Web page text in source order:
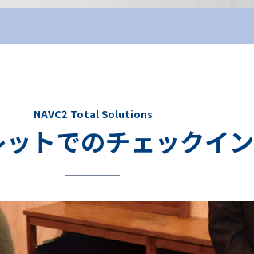
NAVC2 Total Solutions
トでのチェックイン